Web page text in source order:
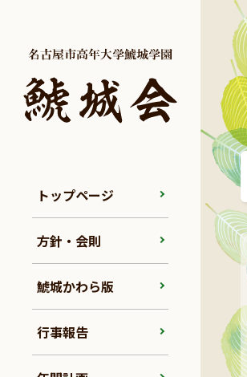
トップページ
方針・会則
鯱城かわら版
行事報告